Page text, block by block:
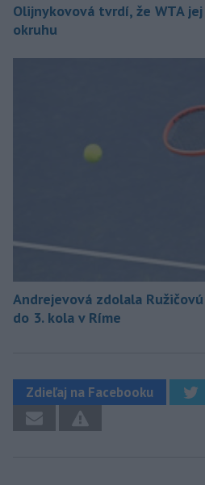
Olijnykovová tvrdí, že WTA
okruhu
Andrejevová zdolala
do 3. kola v Ríme
Zdieľaj na Facebooku